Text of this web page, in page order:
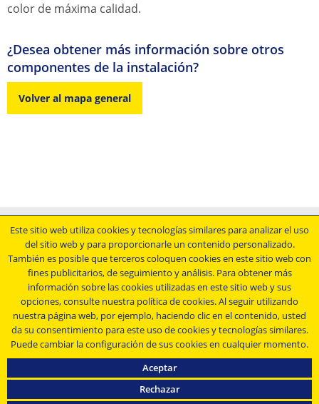
Este sitio web utiliza cookies y tecnologías similares para analizar el uso
del sitio web y para proporcionarle un contenido personalizado.
También es posible que terceros coloquen cookies en este sitio web con
fines publicitarios, de seguimiento y análisis. Para obtener más
información sobre las cookies utilizadas en este sitio web y sus
opciones, consulte nuestra política de cookies. Al seguir utilizando
nuestra página web, por ejemplo, haciendo clic en el contenido, usted
da su consentimiento para este uso de cookies y tecnologías similares.
Puede cambiar la configuración de sus cookies en cualquier momento.
Aceptar
Rechazar
color de máxima calidad.
¿Desea obtener más información sobre otros
componentes de la instalación?
Volver al mapa general
Aviso legal
Condiciones comerciales generales
Declaración de protección de datos
Condiciones generales de compra
Manténgase al día....